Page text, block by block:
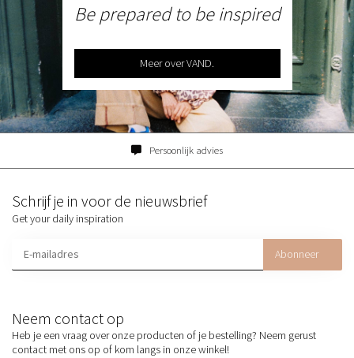
Be prepared to be inspired
Meer over VAND.
Persoonlijk advies
Neem contact op
Heb je een vraag over onze producten of je bestelling? Neem gerust
contact met ons op of kom langs in onze winkel!
Schrijf je in voor de nieuwsbrief
Get your daily inspiration
Abonneer